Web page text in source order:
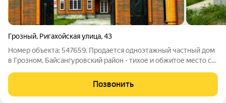
Грозный, Ригахойская улица,43
Номер объекта: 547659. Продается одноэтажный частный дом
в Грозном, Байсангуровский район - тихое и обжитое место с
расположен по адресу: улица Ригахойская, 43. Недалеко
расположено новое здание
Позвонить